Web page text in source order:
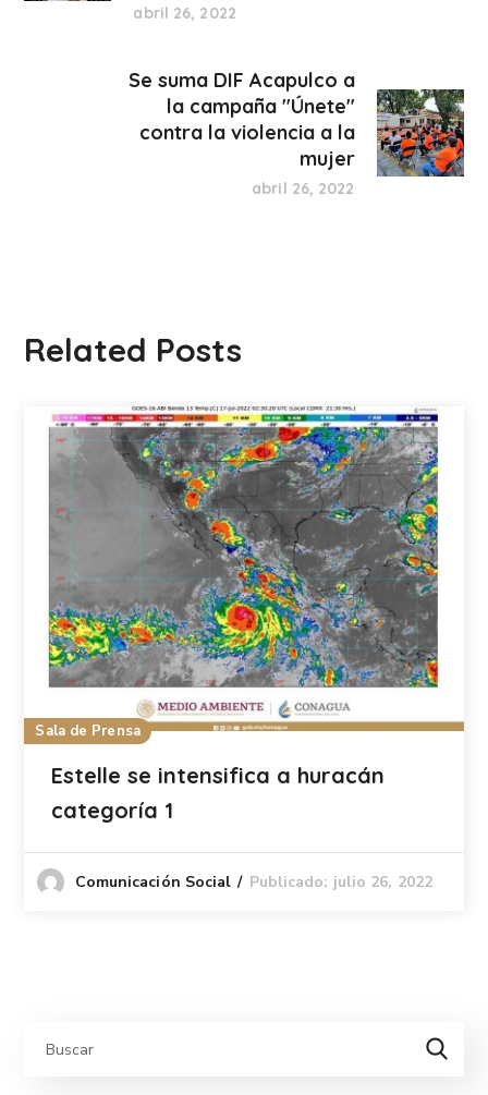
abril 26, 2022
Se suma DIF Acapulco a
la campaña "Únete"
contra la violencia a la
mujer
abril 26, 2022
Related Posts
Sala de Prensa
Estelle se intensifica a huracán
categoría 1
Comunicación Social Publicado: julio 26, 2022